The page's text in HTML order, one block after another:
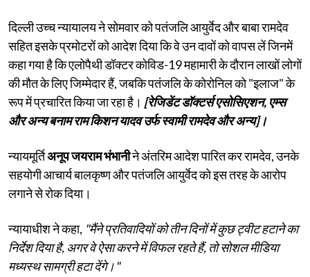
दिल्ली उच्च न्यायालय ने सोमवार को पतंजलि आयुर्वेद और बाबा रामदेव
सहित इसके प्रमोटरों को आदेश दिया कि वे उन दावों को वापस लें जिनमें
कहा गया है कि एलोपैथी डॉक्टर कोविड-19 महामारी के दौरान लाखों लोगों
की मौत के लिए जिम्मेदार हैं, जबकि पतंजलि के कोरोनिल को "इलाज" के
रूप में प्रचारित किया जा रहा है। [रेजिडेंट डॉक्टर्स एसोसिएशन, एम्स
और अन्य बनाम राम किशन यादव उर्फ ​​स्वामी रामदेव और अन्य]।
न्यायमूर्तिअनूप जयराम भंभानीने अंतरिम आदेश पारित कर रामदेव, उनके
सहयोगी आचार्य बालकृष्ण और पतंजलि आयुर्वेद को इस तरह के आरोप
लगाने से रोक दिया।
न्यायाधीश ने कहा, "मैंने प्रतिवादियों को तीन दिनों में कुछ ट्वीट हटाने का
निर्देश दिया है, अगर वे ऐसा करने में विफल रहते हैं, तो सोशल मीडिया
मध्यस्थ सामग्री हटा देंगे।"